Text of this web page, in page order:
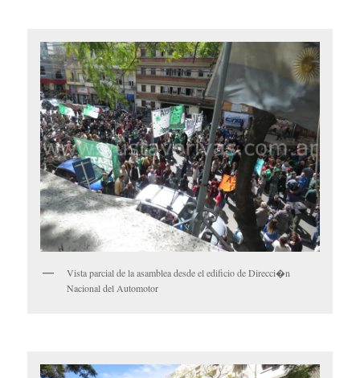
Vista parcial de la asamblea desde el edificio de Direcci�n
Nacional del Automotor